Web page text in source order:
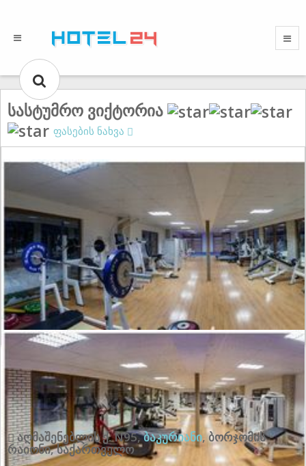
სასტუმრო ვიქტორია
ფასების ნახვა
გამორჩეული: 10
ყველა შეფასების ნახვა
აღმაშენებლის ქ. N95,ბაკურიანი,ბორჯომის
რაიონი,საქართველო